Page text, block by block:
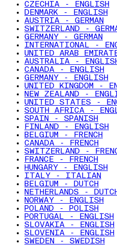
CZECHIA - ENGLISH
DENMARK - ENGLISH
AUSTRIA - GERMAN
SWITZERLAND -
GERMANY - GERMAN
INTERNATIONAL -
UNITED ARAB
AUSTRALIA -
CANADA - ENGLISH
GERMANY - ENGLISH
UNITED KINGDOM -
NEW ZEALAND -
UNITED STATES -
SOUTH AFRICA -
SPAIN - SPANISH
FINLAND - ENGLISH
BELGIUM - FRENCH
CANADA - FRENCH
SWITZERLAND -
FRANCE - FRENCH
HUNGARY - ENGLISH
ITALY - ITALIAN
BELGIUM - DUTCH
NETHERLANDS -
NORWAY - ENGLISH
POLAND - POLISH
PORTUGAL - ENGLISH
SLOVAKIA - ENGLISH
SLOVENIA - ENGLISH
SWEDEN - SWEDISH